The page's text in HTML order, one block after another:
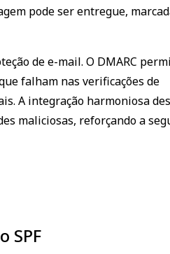
pode ser entregue,
de e-mail. O DMARC
falham nas verificações de
A integração harmoniosa
maliciosas, reforçando a
SPF